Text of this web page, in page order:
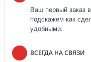
Ваш первый заказ
подскажем как
удобными.
ВСЕГДА НА СВЯЗИ